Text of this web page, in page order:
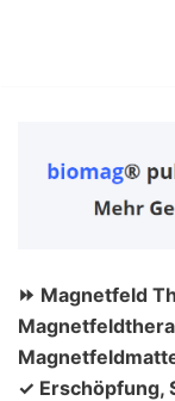
springen
⏩ Magnetfeld
✓ Erschöpfung,